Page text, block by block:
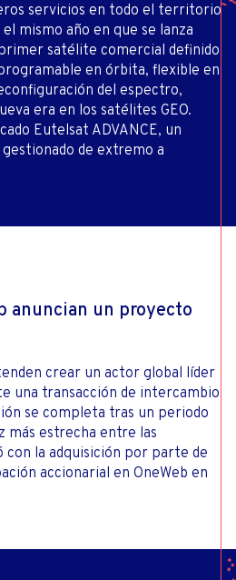
servicios en todo el territorio
mismo año en que se lanza
satélite comercial definido
en órbita, flexible en
del espectro,
era en los satélites GEO.
Eutelsat ADVANCE, un
de extremo a
anuncian un proyecto
crear un actor global líder
una transacción de intercambio
se completa tras un periodo
más estrecha entre las
con la adquisición por parte de
accionarial en OneWeb en